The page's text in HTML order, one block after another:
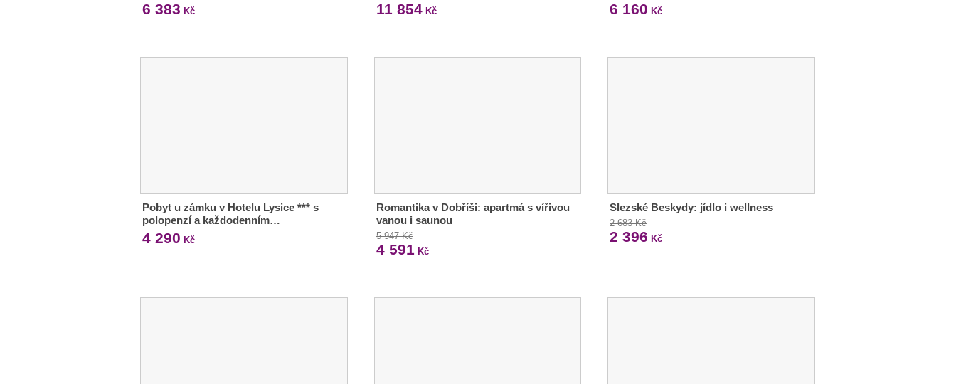
6 383 Kč 11 854Kč 6 160 Kč
Pobyt u zámku v Hotelu Lysice *** s
polopenzí a každodenním…
4 290 Kč
Romantika v Dobříši: apartmá s vířivou
vanou i saunou
5 947 Kč
4 591 Kč
Slezské Beskydy: jídlo i wellness
2 683 Kč
2 396 Kč